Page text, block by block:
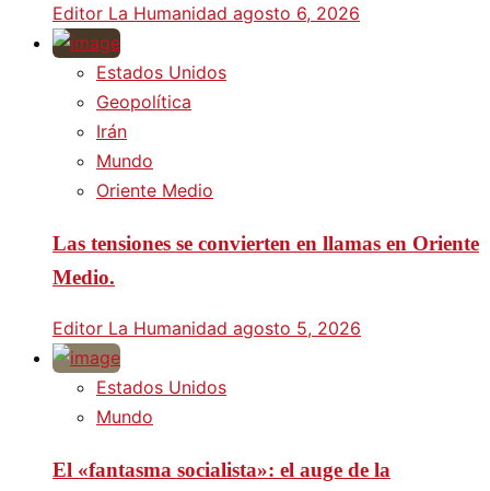
Editor La Humanidad agosto 6, 2026
Estados Unidos
Geopolítica
Irán
Mundo
Oriente Medio
Las tensiones se convierten en llamas en Oriente
Medio.
Editor La Humanidad agosto 5, 2026
Estados Unidos
Mundo
El «fantasma socialista»: el auge de la